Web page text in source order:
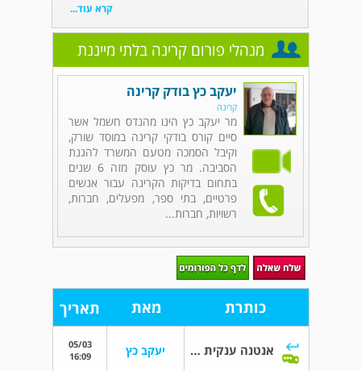
קרא עוד...
מנהלי פורום קרינה בלתי מייננת
יעקב כץ בודק קרינה
קרינה
מר יעקב כץ הינו מהנדס חשמל אשר
סיים קורס בודקי קרינה במוסד שורק,
וקיבל הסמכה מטעם המשרד להגנת
הסביבה. מר כץ עוסק מזה 6 שנים
בתחום בדיקות הקרינה עבור אנשים
פרטיים, בתי ספר, מפעלים, חברות,
רשויות, חברות...
כותרת מאת תאריך
אנטנה ענקית מעל הגג של הבניין מגורים יעקב כץ
05/03
16:09